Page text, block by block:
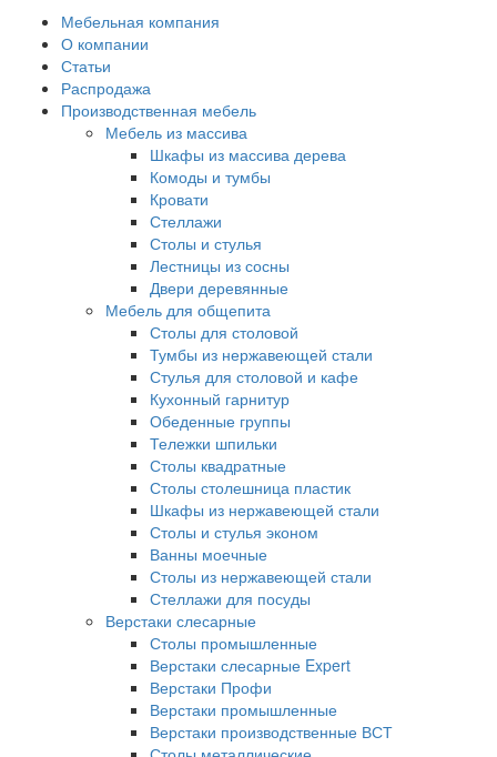
Мебельная компания
О компании
Статьи
Распродажа
Производственная мебель
Мебель из массива
Шкафы из массива дерева
Комоды и тумбы
Кровати
Стеллажи
Столы и стулья
Лестницы из сосны
Двери деревянные
Мебель для общепита
Столы для столовой
Тумбы из нержавеющей стали
Стулья для столовой и кафе
Кухонный гарнитур
Обеденные группы
Тележки шпильки
Столы квадратные
Столы столешница пластик
Шкафы из нержавеющей стали
Столы и стулья эконом
Ванны моечные
Столы из нержавеющей стали
Стеллажи для посуды
Верстаки слесарные
Столы промышленные
Верстаки слесарные Expert
Верстаки Профи
Верстаки промышленные
Верстаки производственные ВСТ